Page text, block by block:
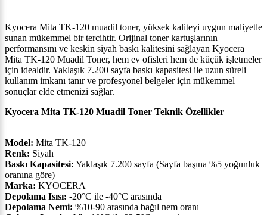
Kyocera Mita TK-120 muadil toner, yüksek kaliteyi uygun maliyetle
sunan mükemmel bir tercihtir. Orijinal toner kartuşlarının
performansını ve keskin siyah baskı kalitesini sağlayan Kyocera
Mita TK-120 Muadil Toner, hem ev ofisleri hem de küçük işletmeler
için idealdir. Yaklaşık 7.200 sayfa baskı kapasitesi ile uzun süreli
kullanım imkanı tanır ve profesyonel belgeler için mükemmel
sonuçlar elde etmenizi sağlar.
Kyocera Mita TK-120 Muadil Toner Teknik Özellikler
Model: Mita TK-120
Renk: Siyah
Baskı Kapasitesi: Yaklaşık 7.200 sayfa (Sayfa başına %5 yoğunluk
oranına göre)
Marka: KYOCERA
Depolama Isısı: -20°C ile -40°C arasında
Depolama Nemi: %10-90 arasında bağıl nem oranı